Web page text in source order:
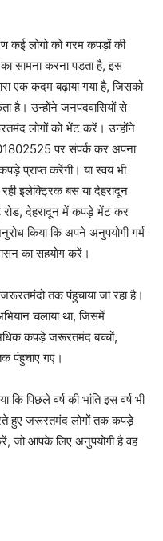
कई लोगो को गरम कपड़ों की
सामना करना पड़ता है, इस
एक कदम बढ़ाया गया है, जिसको
है। उन्होंने जनपदवासियों से
लोगों को भेंट करें। उन्होंने
पर संपर्क कर अपना
प्राप्त करेंगी। या स्वयं भी
रही इलेक्ट्रिक बस या देहरादून
रोड, देहरादून में कपड़े भेंट कर
किया कि अपने अनुपयोगी गर्म
का सहयोग करें।
तक पंहुचाया जा रहा है।
चलाया था, जिसमें
कपड़े जरूरतमंद बच्चों,
पंहुचाए गए।
कि पिछले वर्ष की भांति इस वर्ष भी
हुए जरूरतमंद लोगों तक कपड़े
जो आपके लिए अनुपयोगी है वह